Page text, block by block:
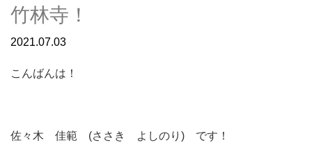
竹林寺！
2021.07.03
こんばんは！
佐々木 佳範 (ささき よしのり) です！